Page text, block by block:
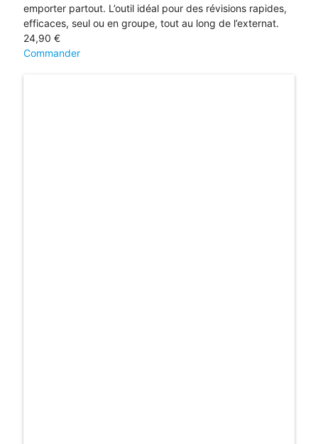
emporter partout. L’outil idéal pour des révisions rapides,
efficaces, seul ou en groupe, tout au long de l’externat.
24,90 €
Commander